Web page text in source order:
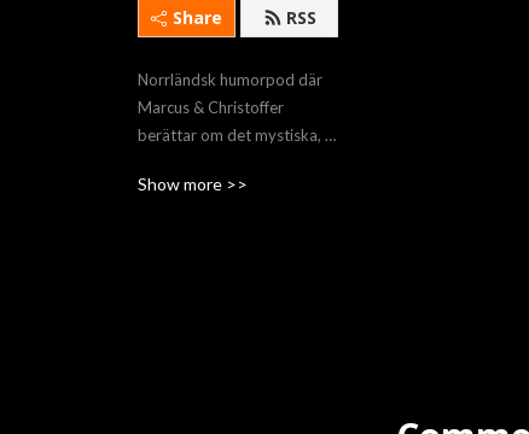
Share RSS
Norrländsk humorpod där
Marcus & Christoffer
berättar om det mystiska,
över ett glas alkohol.
Show more >>